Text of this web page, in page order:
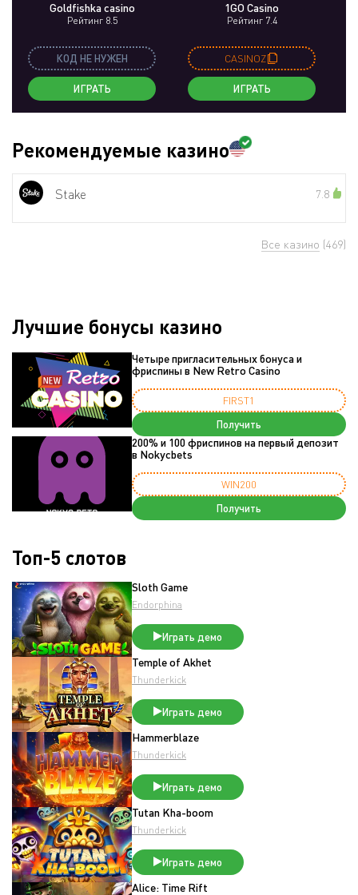
Goldfishka casino
Рейтинг 8.5
КОД НЕ НУЖЕН
ИГРАТЬ
1GO Casino
Рейтинг 7.4
CASINOZ
ИГРАТЬ
Рекомендуемые казино
Stake 7.8
Все казино (469)
Лучшие бонусы казино
Четыре пригласительных бонуса и
фриспины в New Retro Casino
FIRST1
Получить
200% и 100 фриспинов на первый депозит
в Nokycbets
WIN200
Получить
Топ-5 слотов
Sloth Game
Endorphina
Играть демо
Temple of Akhet
Thunderkick
Играть демо
Hammerblaze
Thunderkick
Играть демо
Tutan Kha-boom
Thunderkick
Играть демо
Alice: Time Rift